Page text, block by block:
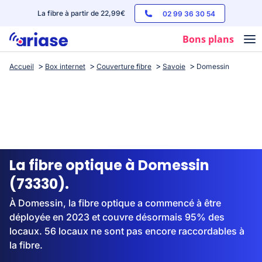
La fibre à partir de 22,99€ 02 99 36 30 54
Bons plans
Box internet
Streaming
Accueil Box internet Couverture fibre Savoie Domessin
La fibre optique à Domessin
(73330).
À Domessin, la fibre optique a commencé à être
déployée en 2023 et couvre désormais 95% des
locaux. 56 locaux ne sont pas encore raccordables à
la fibre.